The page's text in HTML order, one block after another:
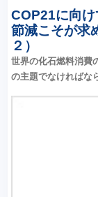
COP21に向
節減こそが求
２）
世界の化石燃料消費
の主題でなければな